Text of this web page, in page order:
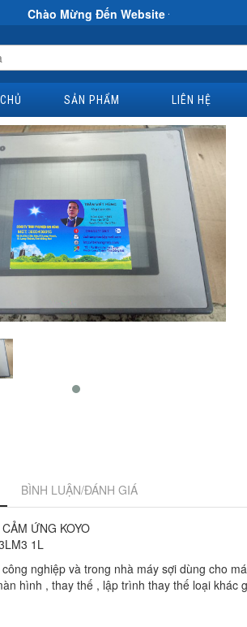
Đến Website Đại Hùng Co
SẢN PHẨM LIÊN HỆ
BÌNH LUẬN/ĐÁNH GIÁ
ỨNG KOYO
1L
nghiệp và trong nhà máy sợi dùng cho
hình , thay thế , lập trình thay thế loại